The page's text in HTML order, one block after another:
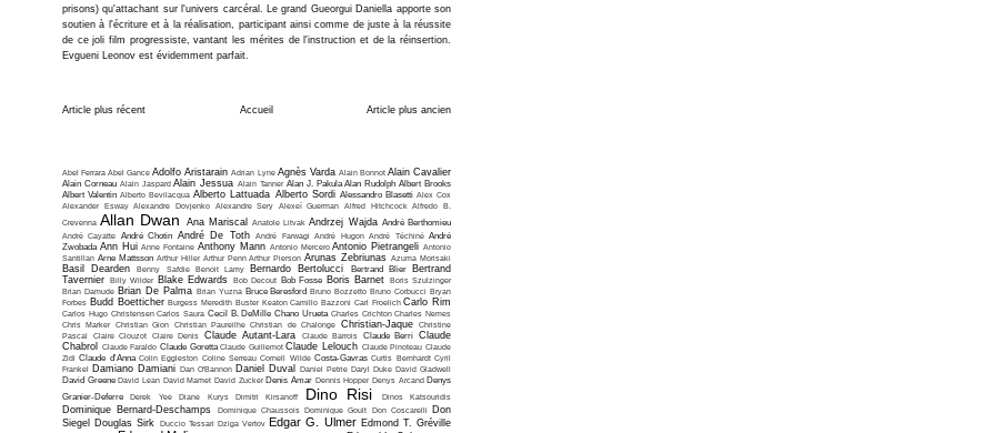
prisons) qu'attachant sur l'univers carcéral. Le grand Gueorgui Daniella apporte son
soutien à l'écriture et à la réalisation, participant ainsi comme de juste à la réussite
de ce joli film progressiste, vantant les mérites de l'instruction et de la réinsertion.
Evgueni Leonov est évidemment parfait.
Article plus récent Article plus ancien
Accueil
Abel Ferrara Abel Gance Adolfo Aristarain Adrian Lyne Agnès Varda Alain Bonnot Alain Cavalier
Alain Corneau Alain Jaspard Alain Jessua Alain Tanner Alan J. Pakula Alan Rudolph Albert Brooks
Albert Valentin Alberto Bevilacqua Alberto Lattuada Alberto Sordi Alessandro Blasetti Alex Cox
Alexander Esway Alexandre Dovjenko Alexandre Sery Alexeï Guerman Alfred Hitchcock Alfredo B.
Crevenna Allan Dwan Ana Mariscal Anatole Litvak Andrzej Wajda André Berthomieu
André Cayatte André Chotin André De Toth André Farwagi André Hugon André Téchiné André
Zwobada Ann Hui Anne Fontaine Anthony Mann Antonio Mercero Antonio Pietrangeli Antonio
Santillan Arne Mattsson Arthur Hiller Arthur Penn Arthur Pierson Arunas Zebriunas Azuma Morisaki
Basil Dearden Benny Safdie Benoit Lamy Bernardo Bertolucci Bertrand Blier
Bertrand
Tavernier Billy Wilder Blake Edwards Bob Decout Bob Fosse Boris Barnet Boris Szulzinger
Brian Damude Brian De Palma Brian Yuzna Bruce Beresford Bruno Bozzetto Bruno Corbucci Bryan
Forbes Budd Boetticher Burgess Meredith Buster Keaton Camillo Bazzoni Carl Froelich Carlo Rim
Carlos Hugo Christensen Carlos Saura Cecil B. DeMille Chano Urueta Charles Crichton Charles Nemes
Chris Marker Christian Gion Christian Paureilhe Christian de Chalonge Christian-Jaque
Christine
Pascal
Claire Clouzot Claire Denis Claude Autant-Lara Claude Barrois Claude Berri Claude
Chabrol
Claude Faraldo Claude Goretta Claude Guillemot Claude Lelouch Claude Pinoteau Claude
Zidi Claude d'Anna Colin Eggleston Coline Serreau Cornell Wilde Costa-Gavras Curtis Bernhardt Cyril
Frankel Damiano Damiani Dan O'Bannon Daniel Duval Daniel Petrie Daryl Duke David Gladwell
David Greene David Lean David Mamet David Zucker Denis Amar Dennis Hopper Denys Arcand Denys
Granier-Deferre
Derek Yee Diane Kurys Dimitri Kirsanoff Dino Risi Dinos Katsouridis
Dominique Bernard-Deschamps Dominique Chaussois Dominique Goult Don Coscarelli
Don
Siegel
Douglas Sirk Duccio Tessari Dziga Vertov Edgar G. Ulmer Edmond T. Gréville